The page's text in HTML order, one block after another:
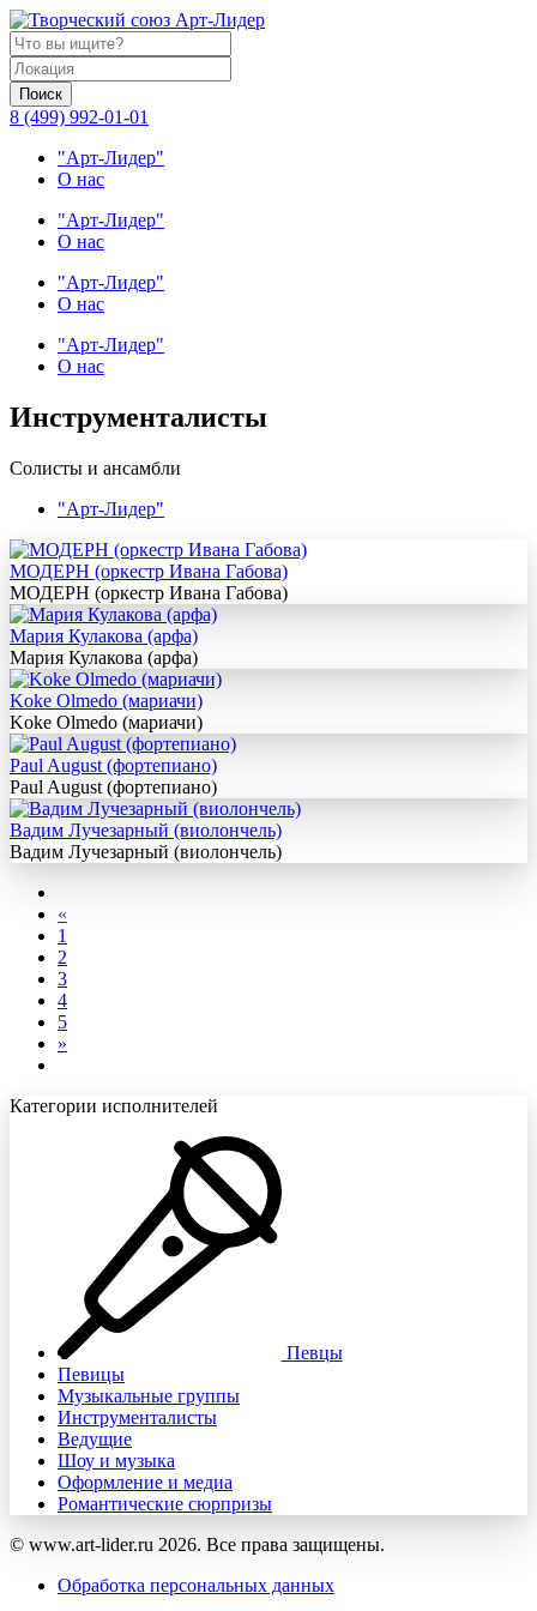
Поиск
8 (499) 992-01-01
"Арт-Лидер"
О нас
"Арт-Лидер"
О нас
"Арт-Лидер"
О нас
"Арт-Лидер"
О нас
Инструменталисты
Солисты и ансамбли
"Арт-Лидер"
МОДЕРН (оркестр Ивана Габова)
МОДЕРН (оркестр Ивана Габова)
Мария Кулакова (арфа)
Мария Кулакова (арфа)
Koke Olmedo (мариачи)
Koke Olmedo (мариачи)
Paul August (фортепиано)
Paul August (фортепиано)
Вадим Лучезарный (виолончель)
Вадим Лучезарный (виолончель)
«
1
2
3
4
5
»
Категории исполнителей
Певцы
Певицы
Музыкальные группы
Инструменталисты
Ведущие
Шоу и музыка
Оформление и медиа
Романтические сюрпризы
© www.art-lider.ru 2026. Все права защищены.
Обработка персональных данных